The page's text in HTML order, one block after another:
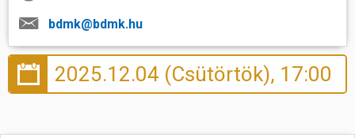
bdmk@bdmk.hu
2025.12.04 (Csütörtök), 17:00